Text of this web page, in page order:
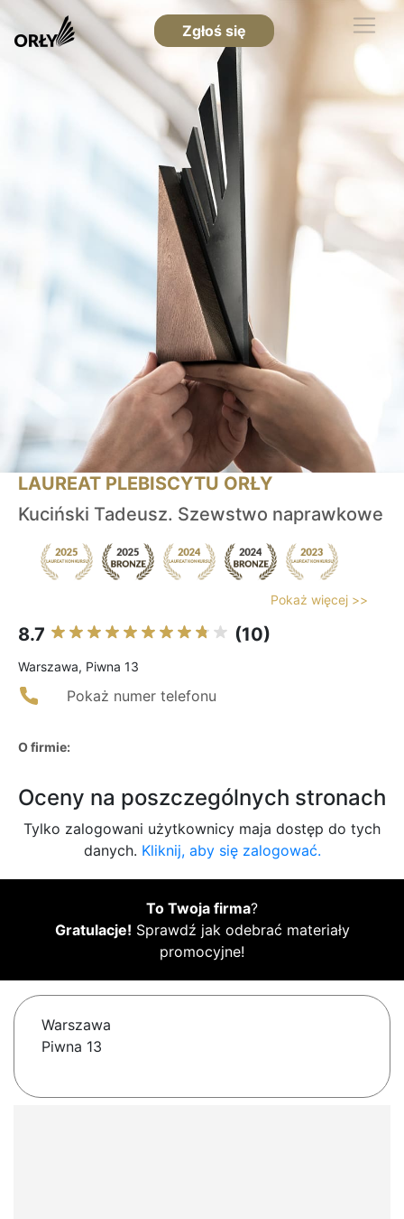
Zgłoś się
LAUREAT PLEBISCYTU ORŁY
Kuciński Tadeusz. Szewstwo naprawkowe
Pokaż więcej >>
8.7 (10)
Warszawa, Piwna 13
Pokaż numer telefonu
O firmie:
Oceny na poszczególnych stronach
Tylko zalogowani użytkownicy maja dostęp do tych
danych. Kliknij, aby się zalogować.
To Twoja firma?
Gratulacje! Sprawdź jak odebrać materiały
promocyjne!
Warszawa
Piwna 13